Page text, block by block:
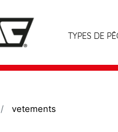
TYPES DE
vetements